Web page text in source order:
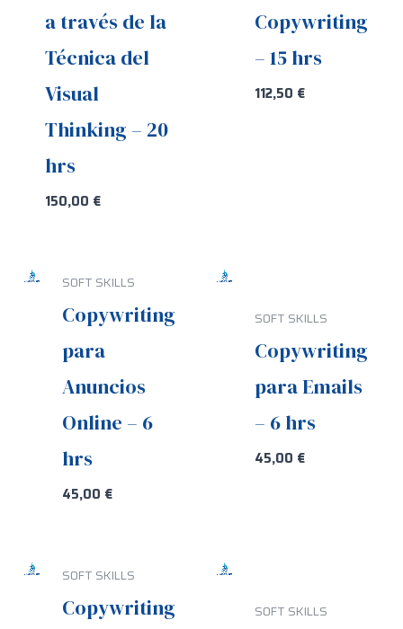
a través de la
Técnica del
Visual
Thinking – 20
hrs
150,00 €
Copywriting
– 15 hrs
112,50 €
SOFT SKILLS
Copywriting
para
Anuncios
Online – 6
hrs
45,00 €
SOFT SKILLS
Copywriting
para Emails
– 6 hrs
45,00 €
SOFT SKILLS
Copywriting
SOFT SKILLS